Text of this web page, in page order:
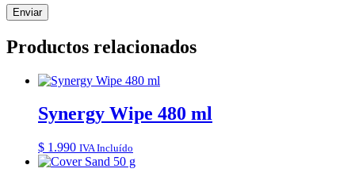
Productos relacionados
Synergy Wipe 480 ml
$ 1.990 IVA Incluído